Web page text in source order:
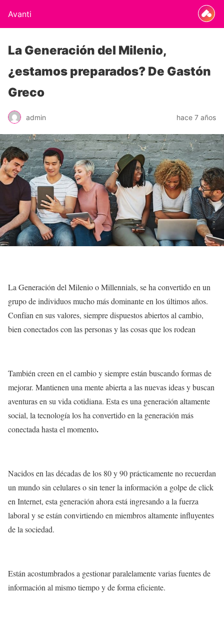
Avanti
La Generación del Milenio,
¿estamos preparados? De Gastón
Greco
admin hace 7 años
La Generación del Milenio o Millennials, se ha convertido en un
grupo de individuos mucho más dominante en los últimos años.
Confían en sus valores, siempre dispuestos abiertos al cambio,
bien conectados con las personas y las cosas que los rodean
También creen en el cambio y siempre están buscando formas de
mejorar. Mantienen una mente abierta a las nuevas ideas y buscan
aventuras en su vida cotidiana. Esta es una generación altamente
social, la tecnología los ha convertido en la generación más
conectada hasta el momento.
Nacidos en las décadas de los 80 y 90 prácticamente no recuerdan
un mundo sin celulares o sin tener la información a golpe de click
en Internet, esta generación ahora está ingresando a la fuerza
laboral y se están convirtiendo en miembros altamente influyentes
de la sociedad.
Están acostumbrados a gestionar paralelamente varias fuentes de
información al mismo tiempo y de forma eficiente.